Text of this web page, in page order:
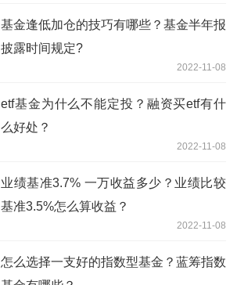
基金逢低加仓的技巧有哪些？基金半年报
披露时间规定?
2022-11-08
etf基金为什么不能定投？融资买etf有什
么好处？
2022-11-08
业绩基准3.7% 一万收益多少？业绩比较
基准3.5%怎么算收益？
2022-11-08
怎么选择一支好的指数型基金？蓝筹指数